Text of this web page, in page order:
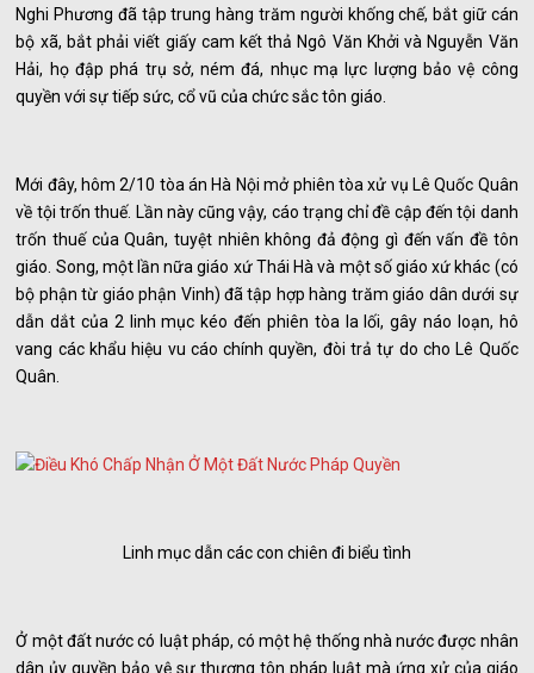
Nghi Phương đã tập trung hàng trăm người khống chế, bắt giữ cán
bộ xã, bắt phải viết giấy cam kết thả Ngô Văn Khởi và Nguyễn Văn
Hải, họ đập phá trụ sở, ném đá, nhục mạ lực lượng bảo vệ công
quyền với sự tiếp sức, cổ vũ của chức sắc tôn giáo.
Mới đây, hôm 2/10 tòa án Hà Nội mở phiên tòa xử vụ Lê Quốc Quân
về tội trốn thuế. Lần này cũng vậy, cáo trạng chỉ đề cập đến tội danh
trốn thuế của Quân, tuyệt nhiên không đả động gì đến vấn đề tôn
giáo. Song, một lần nữa giáo xứ Thái Hà và một số giáo xứ khác (có
bộ phận từ giáo phận Vinh) đã tập hợp hàng trăm giáo dân dưới sự
dẫn dắt của 2 linh mục kéo đến phiên tòa la lối, gây náo loạn, hô
vang các khẩu hiệu vu cáo chính quyền, đòi trả tự do cho Lê Quốc
Quân.
Linh mục dẫn các con chiên đi biểu tình
Ở một đất nước có luật pháp, có một hệ thống nhà nước được nhân
dân ủy quyền bảo vệ sự thượng tôn pháp luật mà ứng xử của giáo